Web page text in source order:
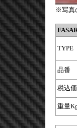
※写真
TYPE
品番
税込
重量